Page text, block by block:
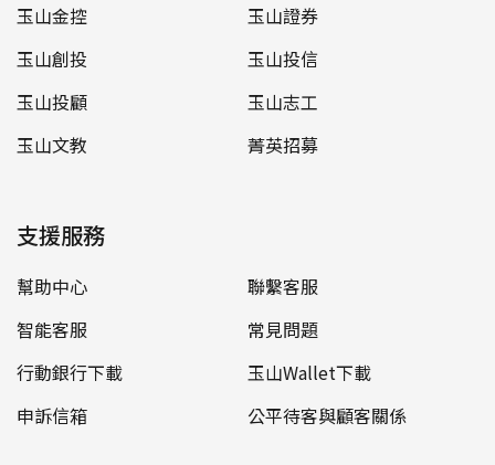
玉山金控
玉山證券
玉山創投
玉山投信
玉山投顧
玉山志工
玉山文教
菁英招募
支援服務
幫助中心
聯繫客服
智能客服
常見問題
行動銀行下載
玉山Wallet下載
申訴信箱
公平待客與顧客關係